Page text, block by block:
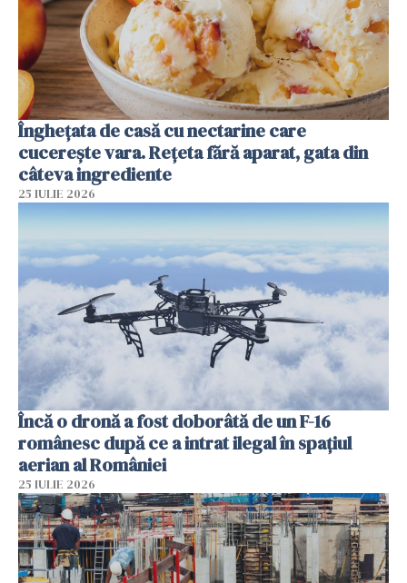
Înghețata de casă cu nectarine care
cucerește vara. Rețeta fără aparat, gata din
câteva ingrediente
25 IULIE 2026
Încă o dronă a fost doborâtă de un F-16
românesc după ce a intrat ilegal în spațiul
aerian al României
25 IULIE 2026